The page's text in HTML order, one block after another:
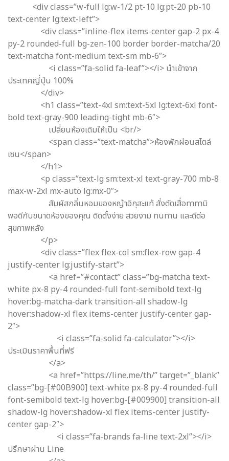
<div class=”w-full lg:w-1/2 pt-10 lg:pt-20 pb-10
text-center lg:text-left”>
<div class=”inline-flex items-center gap-2 px-4
py-2 rounded-full bg-zen-100 border border-matcha/20
text-matcha font-medium text-sm mb-6″>
<i class=”fa-solid fa-leaf”></i> นำเข้าจาก
ประเทศญี่ปุ่น 100%
</div>
<h1 class=”text-4xl sm:text-5xl lg:text-6xl font-
bold text-gray-900 leading-tight mb-6″>
เปลี่ยนห้องเดิมให้เป็น <br/>
<span class=”text-matcha”>ห้องพักผ่อนสไตล์
เซน</span>
</h1>
<p class=”text-lg sm:text-xl text-gray-700 mb-8
max-w-2xl mx-auto lg:mx-0″>
สัมผัสกลิ่นหอมของหญ้าอิกุสะแท้ สั่งตัดเสื่อทาทามิ
พอดีกับขนาดห้องของคุณ ติดตั้งง่าย สวยงาม ทนทาน และดีต่อ
สุขภาพหลัง
</p>
<div class=”flex flex-col sm:flex-row gap-4
justify-center lg:justify-start”>
<a href=”#contact” class=”bg-matcha text-
white px-8 py-4 rounded-full font-semibold text-lg
hover:bg-matcha-dark transition-all shadow-lg
hover:shadow-xl flex items-center justify-center gap-
2″>
<i class=”fa-solid fa-calculator”></i>
ประเมินราคาพื้นที่ฟรี
</a>
<a href=”https://line.me/th/” target=”_blank”
class=”bg-[#00B900] text-white px-8 py-4 rounded-full
font-semibold text-lg hover:bg-[#009900] transition-all
shadow-lg hover:shadow-xl flex items-center justify-
center gap-2″>
<i class=”fa-brands fa-line text-2xl”></i>
ปรึกษาผ่าน Line